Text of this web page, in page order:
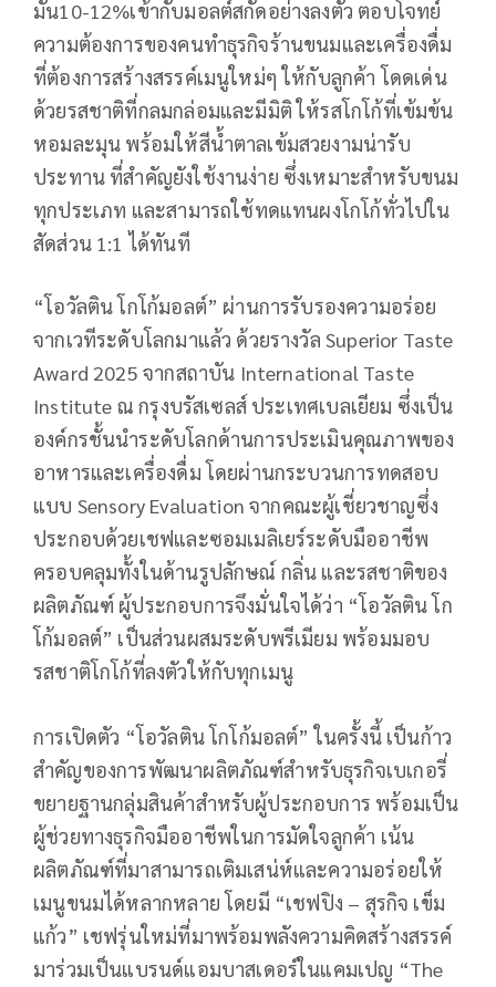
มัน10-12%เข้ากับมอลต์สกัดอย่างลงตัว ตอบโจทย์
ความต้องการของคนทำธุรกิจร้านขนมและเครื่องดื่ม
ที่ต้องการสร้างสรรค์เมนูใหม่ๆ ให้กับลูกค้า โดดเด่น
ด้วยรสชาติที่กลมกล่อมและมีมิติ ให้รสโกโก้ที่เข้มข้น
หอมละมุน พร้อมให้สีน้ำตาลเข้มสวยงามน่ารับ
ประทาน ที่สำคัญยังใช้งานง่าย ซึ่งเหมาะสำหรับขนม
ทุกประเภท และสามารถใช้ทดแทนผงโกโก้ทั่วไปใน
สัดส่วน 1:1 ได้ทันที
“โอวัลติน โกโก้มอลต์” ผ่านการรับรองความอร่อย
จากเวทีระดับโลกมาแล้ว ด้วยรางวัล Superior Taste
Award 2025 จากสถาบัน International Taste
Institute ณ กรุงบรัสเซลส์ ประเทศเบลเยียม ซึ่งเป็น
องค์กรชั้นนำระดับโลกด้านการประเมินคุณภาพของ
อาหารและเครื่องดื่ม โดยผ่านกระบวนการทดสอบ
แบบ Sensory Evaluation จากคณะผู้เชี่ยวชาญซึ่ง
ประกอบด้วยเชฟและซอมเมลิเยร์ระดับมืออาชีพ
ครอบคลุมทั้งในด้านรูปลักษณ์ กลิ่น และรสชาติของ
ผลิตภัณฑ์ ผู้ประกอบการจึงมั่นใจได้ว่า “โอวัลติน โก
โก้มอลต์” เป็นส่วนผสมระดับพรีเมียม พร้อมมอบ
รสชาติโกโก้ที่ลงตัวให้กับทุกเมนู
การเปิดตัว “โอวัลติน โกโก้มอลต์” ในครั้งนี้ เป็นก้าว
สำคัญของการพัฒนาผลิตภัณฑ์สำหรับธุรกิจเบเกอรี่
ขยายฐานกลุ่มสินค้าสำหรับผู้ประกอบการ พร้อมเป็น
ผู้ช่วยทางธุรกิจมืออาชีพในการมัดใจลูกค้า เน้น
ผลิตภัณฑ์ที่มาสามารถเติมเสน่ห์และความอร่อยให้
เมนูขนมได้หลากหลาย โดยมี “เชฟปิง – สุรกิจ เข็ม
แก้ว” เชฟรุ่นใหม่ที่มาพร้อมพลังความคิดสร้างสรรค์
มาร่วมเป็นแบรนด์แอมบาสเดอร์ในแคมเปญ “The